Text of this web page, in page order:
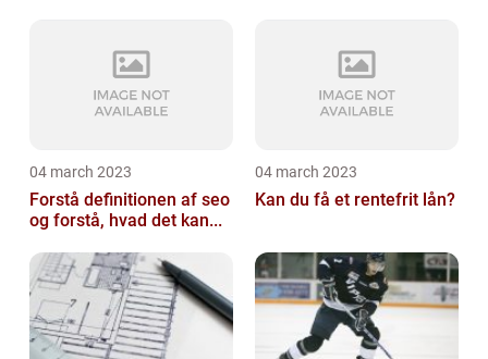
04 march 2023
Forstå definitionen af seo
og forstå, hvad det kan...
04 march 2023
Kan du få et rentefrit lån?